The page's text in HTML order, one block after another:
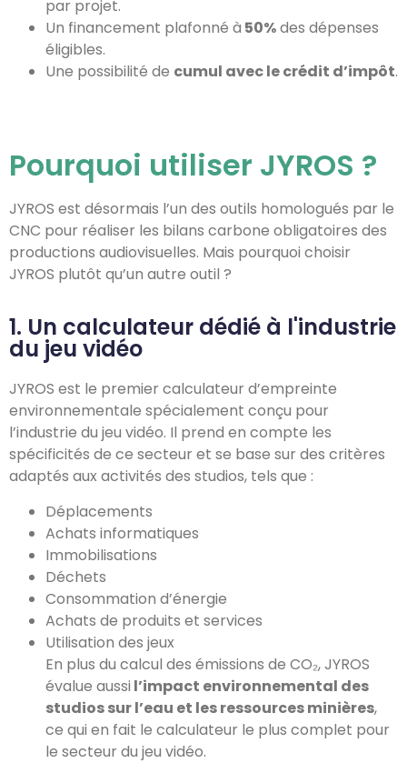
par projet.
Un financement plafonné à 50%des dépenses
éligibles.
Une possibilité de cumul avec le crédit d’impôt.
Pourquoi utiliser JYROS ?
JYROS est désormais l’un des outils homologués par le
CNC pour réaliser les bilans carbone obligatoires des
productions audiovisuelles. Mais pourquoi choisir
JYROS plutôt qu’un autre outil ?
1. Un calculateur dédié à l'industrie
du jeu vidéo
JYROS est le premier calculateur d’empreinte
environnementale spécialement conçu pour
l’industrie du jeu vidéo. Il prend en compte les
spécificités de ce secteur et se base sur des critères
adaptés aux activités des studios, tels que :
Déplacements
Achats informatiques
Immobilisations
Déchets
Consommation d’énergie
Achats de produits et services
Utilisation des jeux
En plus du calcul des émissions de CO₂, JYROS
évalue aussi l’impact environnemental des
studios sur l’eau et les ressources minières,
ce qui en fait le calculateur le plus complet pour
le secteur du jeu vidéo.